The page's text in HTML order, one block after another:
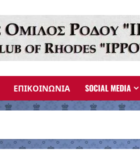
ΕΠΙΚΟΙΝΩΝΙΑ SOCIAL MEDIA